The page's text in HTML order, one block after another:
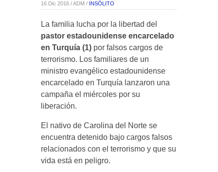
16 Dic 2016 / ADM / INSÓLITO
La familia lucha por la libertad del
pastor estadounidense encarcelado
en Turquía (1) por falsos cargos de
terrorismo. Los familiares de un
ministro evangélico estadounidense
encarcelado en Turquía lanzaron una
campaña el miércoles por su
liberación.
El nativo de Carolina del Norte se
encuentra detenido bajo cargos falsos
relacionados con el terrorismo y que su
vida está en peligro.